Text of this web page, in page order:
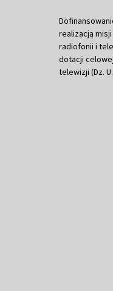
realizacją
radiofonii i
dotacji
telewizji (Dz.